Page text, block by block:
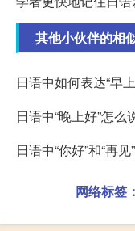
其他小伙伴的相
日语中如何表达“早
日语中“晚上好”怎么
日语中“你好”和“再见
网络标签：